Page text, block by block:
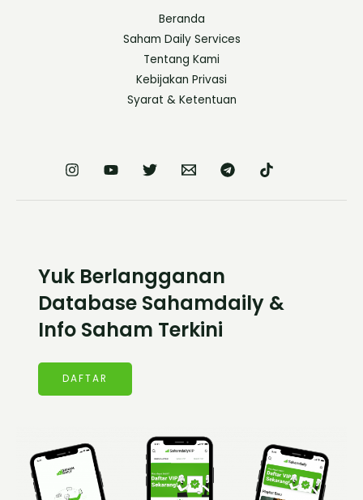
Beranda
Saham Daily Services
Tentang Kami
Kebijakan Privasi
Syarat & Ketentuan
Yuk Berlangganan
Database Sahamdaily &
Info Saham Terkini
DAFTAR